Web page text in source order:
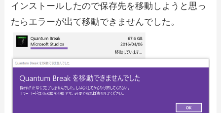
インストールしたので保存先を移動しようと思っ
たらエラーが出て移動できませんでした。